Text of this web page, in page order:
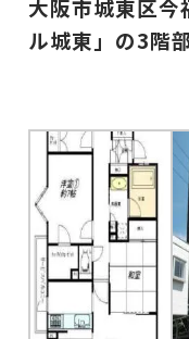
大阪市城東区今
ル城東」の3階